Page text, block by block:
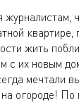
квартире,
жить
с их новым
мечтали
огороде!